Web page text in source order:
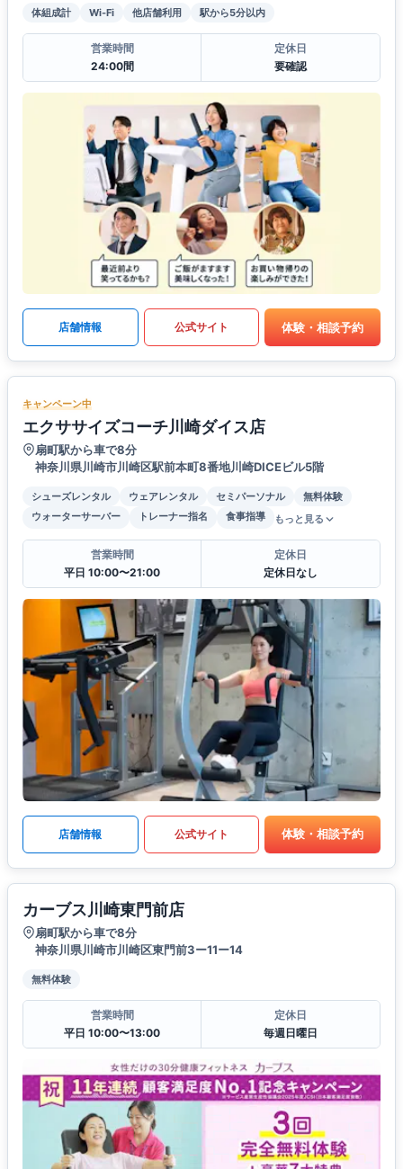
体組成計 Wi-Fi 他店舗利用 駅から5分以内
営業時間
24:00間
定休日
要確認
店舗情報 公式サイト 体験・相談予約
キャンペーン中
エクササイズコーチ川崎ダイス店
扇町駅から車で8分
神奈川県川崎市川崎区駅前本町8番地川崎DICEビル5階
シューズレンタル ウェアレンタル セミパーソナル
無料体験
ウォーターサーバー
トレーナー指名 食事指導 もっと見る
営業時間
平日 10:00〜21:00
定休日
定休日なし
店舗情報 公式サイト 体験・相談予約
カーブス川崎東門前店
扇町駅から車で8分
神奈川県川崎市川崎区東門前3ー11ー14
無料体験
営業時間
平日 10:00〜13:00
定休日
毎週日曜日